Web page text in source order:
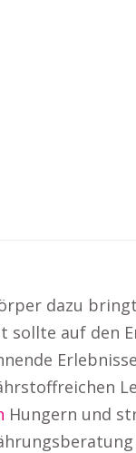
dazu
sollte auf den
Hungern und